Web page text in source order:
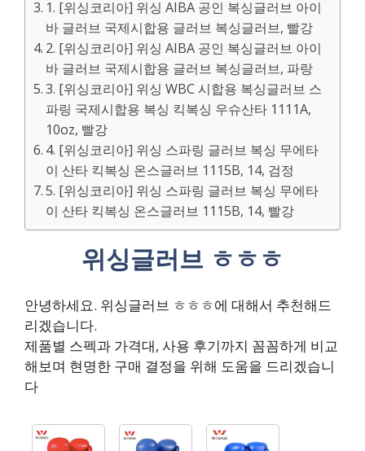
1. [위싱코리아] 위싱 AIBA 공인 복싱글러브 아이
바 글러브 국제시합용 글러브 복싱글러브, 빨강
2. [위싱코리아] 위싱 AIBA 공인 복싱글러브 아이
바 글러브 국제시합용 글러브 복싱글러브, 파랑
3. [위싱코리아] 위싱 WBC 시합용 복싱글러브 스
파링 국제시합용 복싱 킥복싱 우슈산타 1111A,
10oz, 빨강
4. [위싱코리아] 위싱 스파링 글러브 복싱 무에타
이 산타 킥복싱 온스글러브 1115B, 14, 검정
5. [위싱코리아] 위싱 스파링 글러브 복싱 무에타
이 산타 킥복싱 온스글러브 1115B, 14, 빨강
위싱글러브 ㅎㅎㅎ
안녕하세요. 위싱글러브 ㅎㅎㅎ에 대해서 추천해드
리겠습니다.
제품별 스펙과 가격대, 사용 후기까지 꼼꼼하게 비교
해보며 현명한 구매 결정을 위해 도움을 드리겠습니
다